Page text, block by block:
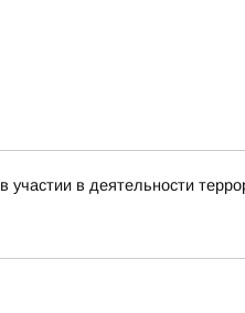
в деятельности